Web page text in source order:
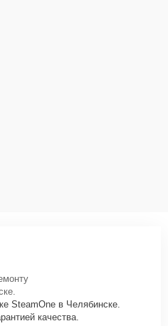
SteamOne в Челябинске.
качества.